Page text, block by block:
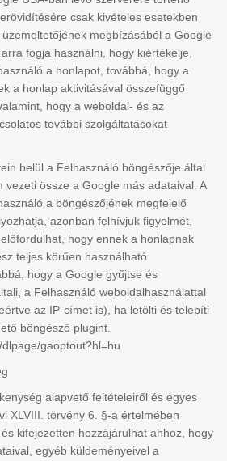
csak kivételes esetekben
megbízásából a Google
fogja használni, hogy kiértékelje,
a honlapot, továbbá, hogy a
a honlap aktivitásával összefüggő
hogy a weboldal- és az
további szolgáltatásokat
belül a Felhasználó böngészője által
össze a Google más adataival. A
a böngészőjének megfelelő
azonban felhívjuk figyelmét,
hogy ennek a honlapnak
teljes körűen használható.
hogy a Google gyűjtse és
a Felhasználó weboldalhasználattal
az IP-címet is), ha letölti és telepíti
böngésző plugint.
gaoptout?hl=hu
alapvető feltételeiről és egyes
XLVIII. törvény 6. §-a értelmében
kifejezetten hozzájárulhat ahhoz, hogy
egyéb küldeményeivel a